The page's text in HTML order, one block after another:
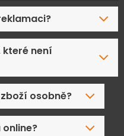
které není
osobně?